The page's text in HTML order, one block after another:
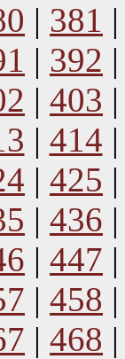
| 381
| 392
| 403
| 414
| 425
| 436
| 447
| 458
| 468